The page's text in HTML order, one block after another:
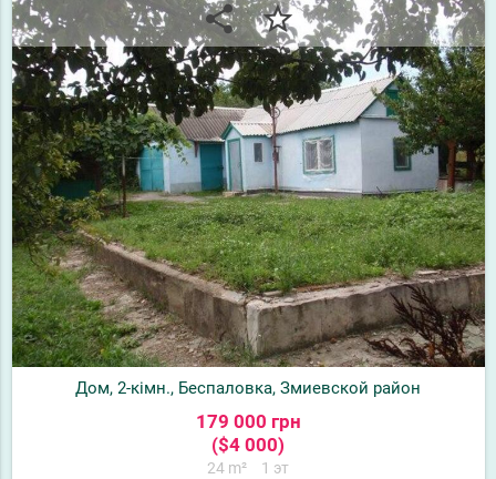
share star_border
Дом, 2-кімн., Беспаловка, Змиевской район
179 000 грн
($4 000)
24 m² 1 эт